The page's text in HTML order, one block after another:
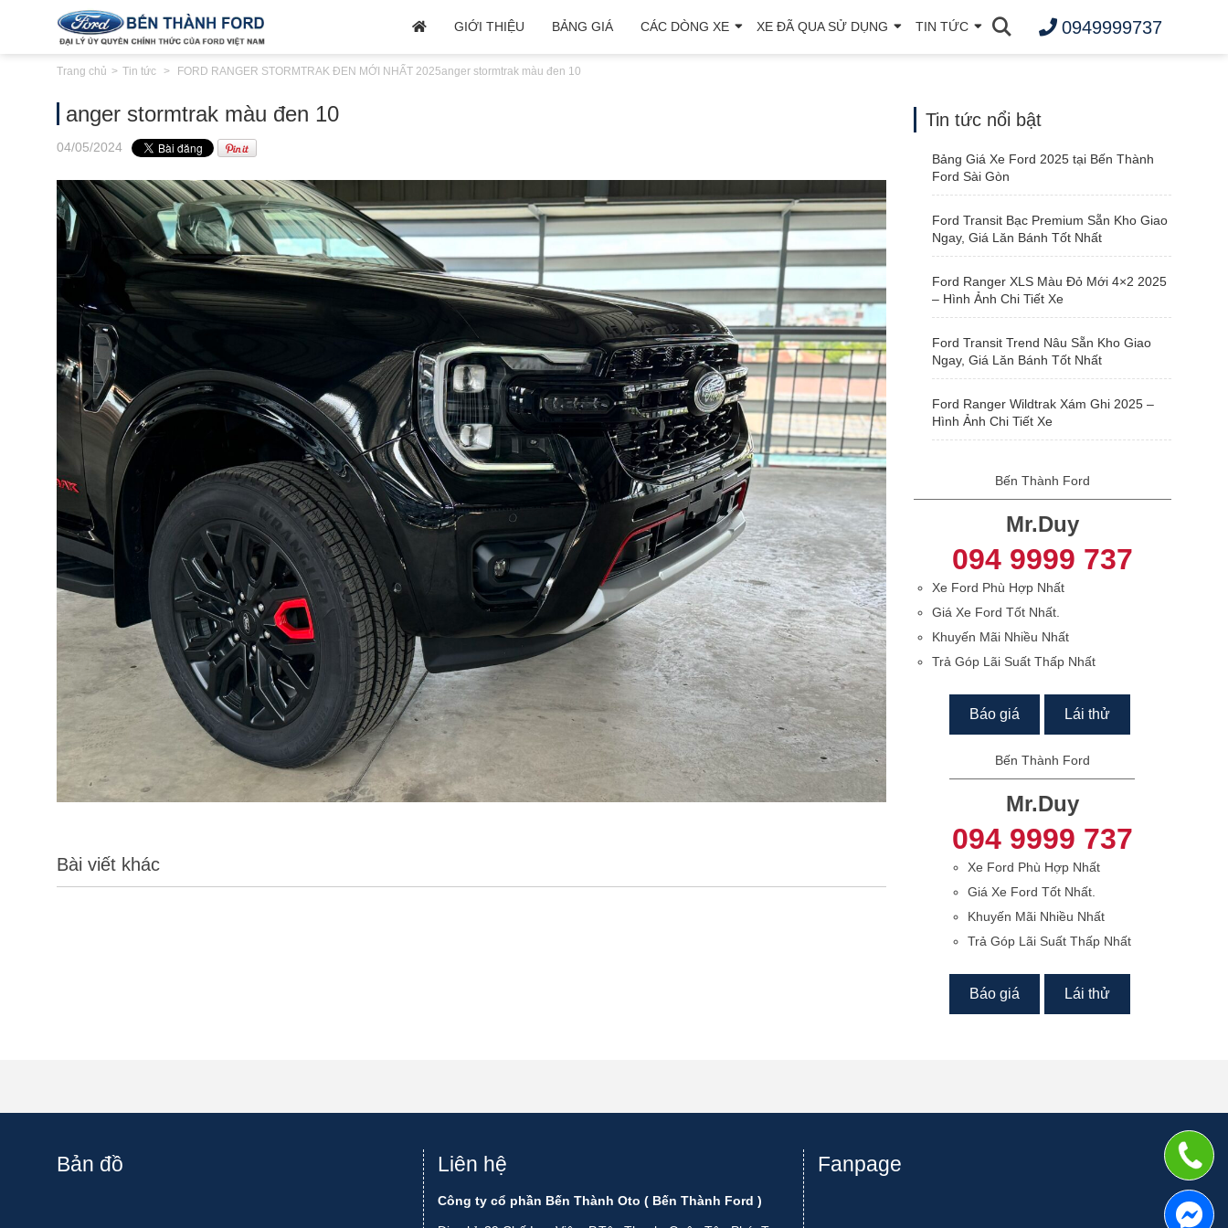
GIỚI THIỆU BẢNG GIÁ CÁC DÒNG XE XE ĐÃ QUA SỬ DỤNG TIN TỨC 0949999737
Trang chủ Tin tức FORD RANGER STORMTRAK ĐEN MỚI NHẤT 2025anger stormtrak màu đen 10
anger stormtrak màu đen 10
04/05/2024
Bài viết khác
Tin tức nổi bật
Bảng Giá Xe Ford 2025 tại Bến Thành
Ford Sài Gòn
Ford Transit Bạc Premium Sẵn Kho Giao
Ngay, Giá Lăn Bánh Tốt Nhất
Ford Ranger XLS Màu Đỏ Mới 4×2 2025
– Hình Ảnh Chi Tiết Xe
Ford Transit Trend Nâu Sẵn Kho Giao
Ngay, Giá Lăn Bánh Tốt Nhất
Ford Ranger Wildtrak Xám Ghi 2025 –
Hình Ảnh Chi Tiết Xe
Bến Thành Ford
Mr.Duy
094 9999 737
Xe Ford Phù Hợp Nhất
Giá Xe Ford Tốt Nhất.
Khuyến Mãi Nhiều Nhất
Trả Góp Lãi Suất Thấp Nhất
Báo giá Lái thử
Bến Thành Ford
Mr.Duy
094 9999 737
Xe Ford Phù Hợp Nhất
Giá Xe Ford Tốt Nhất.
Khuyến Mãi Nhiều Nhất
Trả Góp Lãi Suất Thấp Nhất
Báo giá Lái thử
Bản đồ Liên hệ
Công ty cổ phần Bến Thành Oto ( Bến Thành Ford )
Fanpage